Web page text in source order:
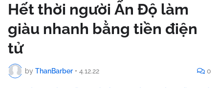
Hết thời người Ấn Độ làm
giàu nhanh bằng tiền điện
tử
by ThanBarber • 4.12.22 0